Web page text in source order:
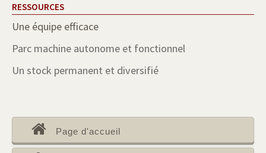
RESSOURCES
Une équipe efficace
Parc machine autonome et fonctionnel
Un stock permanent et diversifié
Page d'accueil